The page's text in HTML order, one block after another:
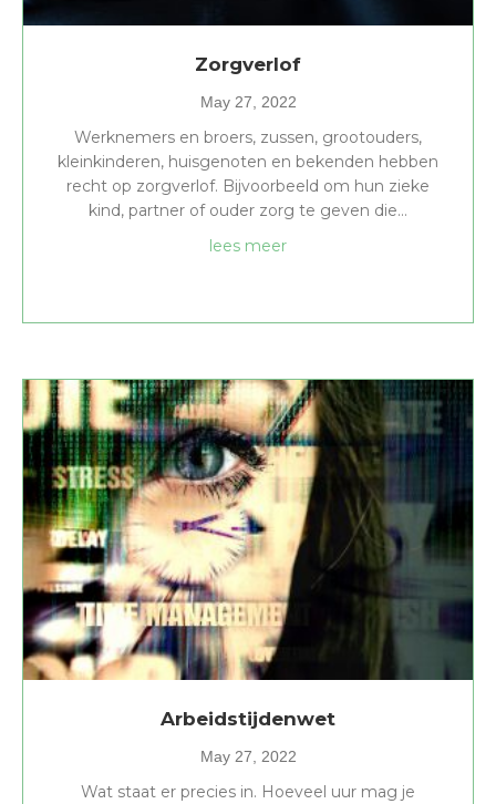
Zorgverlof
May 27, 2022
Werknemers en broers, zussen, grootouders,
kleinkinderen, huisgenoten en bekenden hebben
recht op zorgverlof. Bijvoorbeeld om hun zieke
kind, partner of ouder zorg te geven die…
lees meerabout Zorgverlof
Arbeidstijdenwet
May 27, 2022
Wat staat er precies in. Hoeveel uur mag je